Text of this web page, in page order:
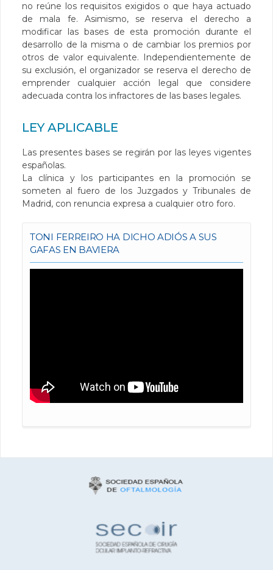
no reúne los requisitos exigidos o que haya actuado
de mala fe. Asimismo, se reserva el derecho a
modificar las bases de esta promoción durante el
desarrollo de la misma o de cambiar los premios por
otros de valor equivalente. Independientemente de
su exclusión, el organizador se reserva el derecho de
emprender cualquier acción legal que considere
adecuada contra los infractores de las bases legales.
LEY APLICABLE
Las presentes bases se regirán por las leyes vigentes
españolas.
La clínica y los participantes en la promoción se
someten al fuero de los Juzgados y Tribunales de
Madrid, con renuncia expresa a cualquier otro foro.
TONI FERREIRO HA DICHO ADIÓS A SUS
GAFAS EN BAVIERA